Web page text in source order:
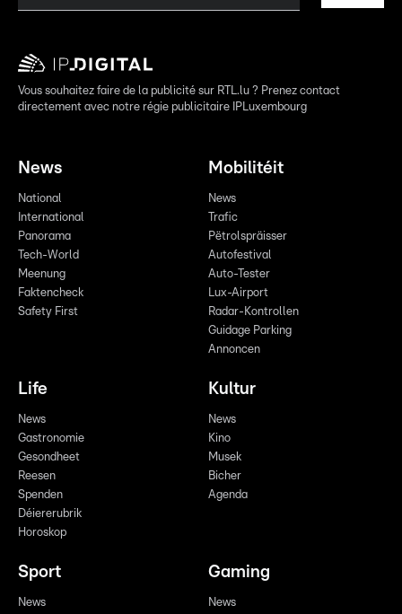
Vous souhaitez faire de la publicité sur RTL.lu ? Prenez contact
directement avec notre régie publicitaire IPLuxembourg
News
National
International
Panorama
Tech-World
Meenung
Faktencheck
Safety First
Mobilitéit
News
Trafic
Pëtrolspräisser
Autofestival
Auto-Tester
Lux-Airport
Radar-Kontrollen
Guidage Parking
Annoncen
Life
News
Gastronomie
Gesondheet
Reesen
Spenden
Déiererubrik
Horoskop
Kultur
News
Kino
Musek
Bicher
Agenda
Sport
News
Gaming
News